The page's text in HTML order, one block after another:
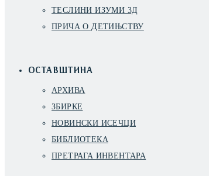
ТЕСЛИНИ ИЗУМИ 3Д
ПРИЧА О ДЕТИЊСТВУ
ОСТАВШТИНА
АРХИВА
ЗБИРКЕ
НОВИНСКИ ИСЕЧЦИ
БИБЛИОТЕКА
ПРЕТРАГА ИНВЕНТАРА